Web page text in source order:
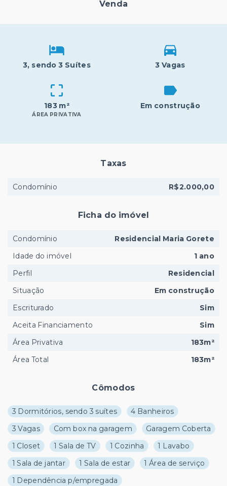
Venda
3, sendo 3 Suítes 3 Vagas
183 m²
ÁREA PRIVATIVA
Em construção
Cômodos
3 Dormitórios, sendo 3 suítes
4 Banheiros
3 Vagas
Com box na garagem
Garagem Coberta
1 Closet
1 Sala de TV 1 Cozinha
1 Lavabo
1 Sala de jantar
1 Sala de estar
1 Área de serviço
1 Dependência p/empregada
Taxas
Condomínio R$2.000,00
Ficha do imóvel
Condomínio
Residencial Maria Gorete
Idade do imóvel
1 ano
Perfil
Residencial
Situação
Em construção
Escriturado
Sim
Aceita Financiamento
Sim
Área Privativa
183m²
Área Total
183m²